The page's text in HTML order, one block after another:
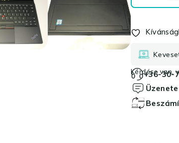
Kérdése van,
+36-30-